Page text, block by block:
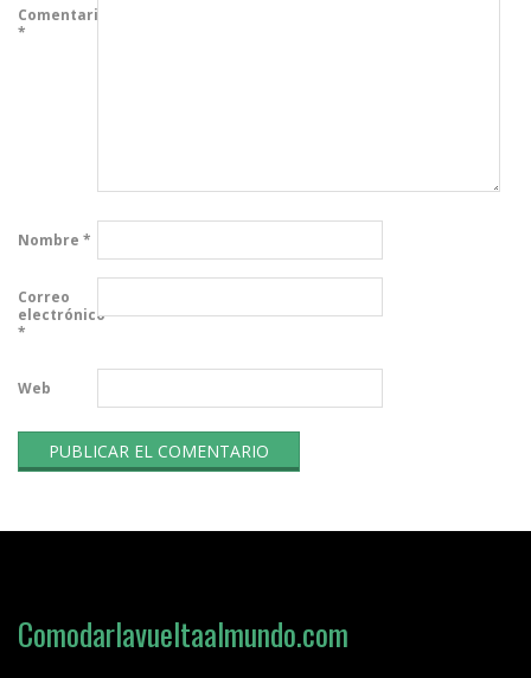
Comentario
*
Nombre *
Correo
electrónico
*
Web
Comodarlavueltaalmundo.com